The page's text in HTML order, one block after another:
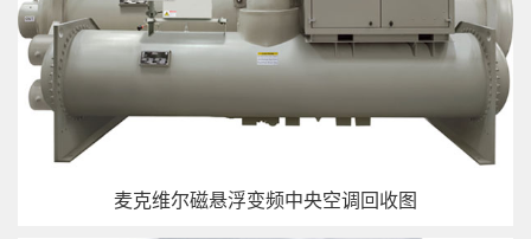
麦克维尔磁悬浮变频中央空调回收图